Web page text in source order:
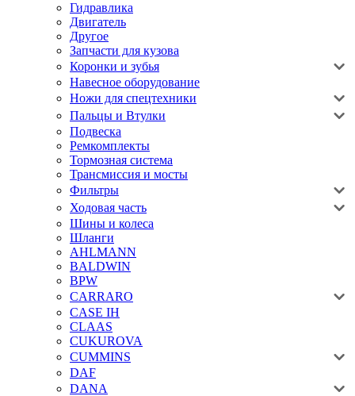
Гидравлика
Двигатель
Другое
Запчасти для кузова
Коронки и зубья
Навесное оборудование
Ножи для спецтехники
Пальцы и Втулки
Подвеска
Ремкомплекты
Тормозная система
Трансмиссия и мосты
Фильтры
Ходовая часть
Шины и колеса
Шланги
AHLMANN
BALDWIN
BPW
CARRARO
CASE IH
CLAAS
CUKUROVA
CUMMINS
DAF
DANA